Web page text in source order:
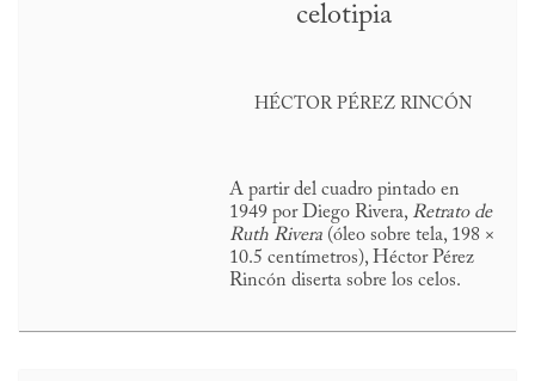
celotipia
HÉCTOR PÉREZ RINCÓN
A partir del cuadro pintado en
1949 por Diego Rivera, Retrato de
Ruth Rivera (óleo sobre tela, 198 ×
10.5 centímetros), Héctor Pérez
Rincón diserta sobre los celos.